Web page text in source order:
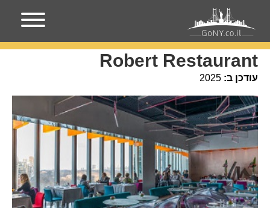
עמוד הבית מקומות בניו-יורק
Robert Restaurant
עודכן ב: 2025